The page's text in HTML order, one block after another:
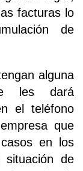
facturas lo
de
alguna
les dará
el teléfono
que
en los
de